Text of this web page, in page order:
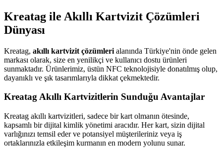
Kreatag ile Akıllı Kartvizit Çözümleri
Dünyası
Kreatag, akıllı kartvizit çözümleri alanında Türkiye'nin önde gelen
markası olarak, size en yenilikçi ve kullanıcı dostu ürünleri
sunmaktadır. Ürünlerimiz, üstün NFC teknolojisiyle donatılmış olup,
dayanıklı ve şık tasarımlarıyla dikkat çekmektedir.
Kreatag Akıllı Kartvizitlerin Sunduğu Avantajlar
Kreatag akıllı kartvizitleri, sadece bir kart olmanın ötesinde,
kapsamlı bir dijital kimlik yönetimi aracıdır. Her kart, sizin dijital
varlığınızı temsil eder ve potansiyel müşterileriniz veya iş
ortaklarınızla etkileşim kurmanın en modern yolunu sunar.